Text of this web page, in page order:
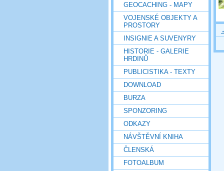
GEOCACHING - MAPY
VOJENSKÉ OBJEKTY A
PROSTORY
INSIGNIE A SUVENYRY
HISTORIE - GALERIE
HRDINŮ
PUBLICISTIKA - TEXTY
DOWNLOAD
BURZA
SPONZORING
ODKAZY
NÁVŠTĚVNÍ KNIHA
ČLENSKÁ
FOTOALBUM